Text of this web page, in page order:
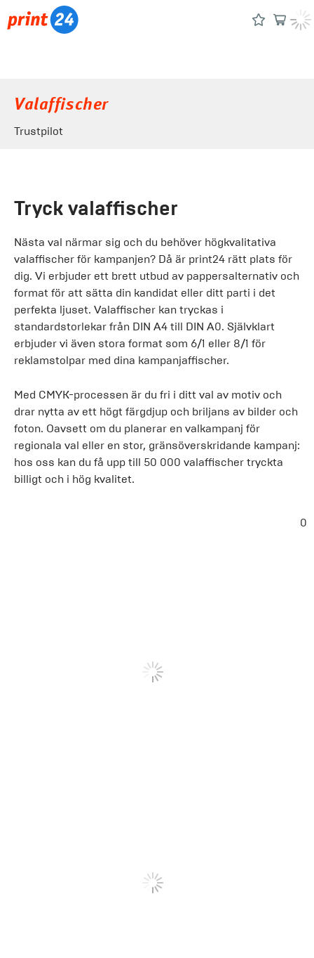
Valaffischer
Trustpilot
Tryck valaffischer
Nästa val närmar sig och du behöver högkvalitativa
valaffischer för kampanjen? Då är print24 rätt plats för
dig. Vi erbjuder ett brett utbud av pappersalternativ och
format för att sätta din kandidat eller ditt parti i det
perfekta ljuset. Valaffischer kan tryckas i
standardstorlekar från DIN A4 till DIN A0. Självklart
erbjuder vi även stora format som 6/1 eller 8/1 för
reklamstolpar med dina kampanjaffischer.
Med CMYK-processen är du fri i ditt val av motiv och
drar nytta av ett högt färgdjup och briljans av bilder och
foton. Oavsett om du planerar en valkampanj för
regionala val eller en stor, gränsöverskridande kampanj:
hos oss kan du få upp till 50 000 valaffischer tryckta
billigt och i hög kvalitet.
0